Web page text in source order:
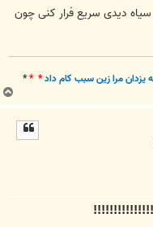
دیدی سریع فرار کنی چون
يزدان مرا زين سبب کام داد* *
*
ب
ا